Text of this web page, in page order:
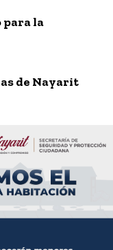
para la
de Nayarit